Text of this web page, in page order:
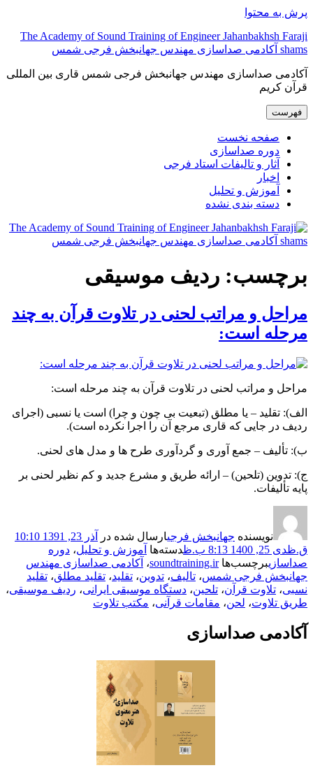
پرش به محتوا
The Academy of Sound Training of Engineer Jahanbakhsh Faraji
shams آکادمی صداسازی مهندس جهانبخش فرجی شمس
آکادمی صداسازی مهندس جهانبخش فرجی شمس قاری بین المللی
قرآن کریم
فهرست
صفحه نخست
دوره صداسازی
آثار و تالیفات استاد فرجی
اخبار
آموزش و تحلیل
دسته بندی نشده
برچسب: ردیف موسیقی
مراحل و مراتب لحنی در تلاوت قرآن به چند
مرحله است:
مراحل و مراتب لحنی در تلاوت قرآن به چند مرحله است:
الف): تقلید – یا مطلق (تبعیت بی چون و چرا) است یا نسبی (اجرای
ردیف در جایی که قاری مرجع آن را اجرا نکرده است).
ب): تألیف – جمع آوری و گردآوری طرح ها و مدل های لحنی.
ج): تدوین (تلحین) – ارائه طریق و مشرع جدید و کم نظیر لحنی بر
پایه تألیفات.
نویسنده جهانبخش فرجیارسال شده در
آذر 23, 1391 10:10
ق.ظدی 25, 1400 8:13 ب.ظ دسته‌ها آموزش و تحلیل، دوره
صداسازیبرچسب‌هاsoundtraining.ir، آکادمی صداسازی مهندس
جهانبخش فرجی شمس، تالیف، تدوین، تقلید، تقلید مطلق، تقلید
نسبی، تلاوت قرآن، تلحین، دستگاه موسیقی ایرانی، ردیف موسیقی،
طریق تلاوت، لحن، مقامات قرآنی، مکتب تلاوت
آکادمی صداسازی